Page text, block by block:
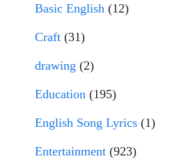
Basic English (12)
Craft (31)
drawing (2)
Education (195)
English Song Lyrics (1)
Entertainment (923)